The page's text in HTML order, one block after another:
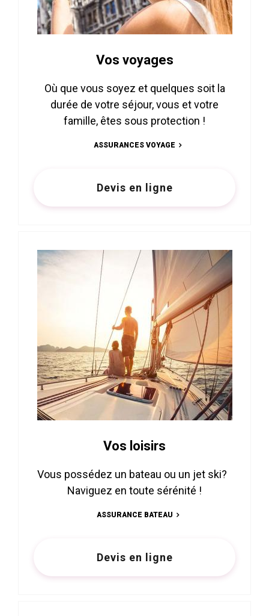
Vos voyages
Où que vous soyez et quelques soit la
durée de votre séjour, vous et votre
famille, êtes sous protection !
ASSURANCES VOYAGE
Devis en ligne
Vos loisirs
Vous possédez un bateau ou un jet ski?
Naviguez en toute sérénité !
ASSURANCE BATEAU
Devis en ligne